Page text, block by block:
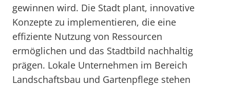
gewinnen wird. Die Stadt plant, innovative
Konzepte zu implementieren, die eine
effiziente Nutzung von Ressourcen
ermöglichen und das Stadtbild nachhaltig
prägen. Lokale Unternehmen im Bereich
Landschaftsbau und Gartenpflege stehen